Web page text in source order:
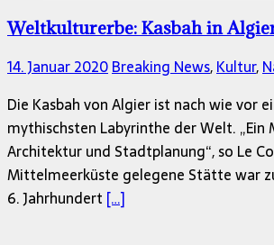
Weltkulturerbe: Kasbah in
14. Januar 2020Breaking News,Kultur,
Die Kasbah von Algier ist nach wie vor
mythischsten Labyrinthe der Welt. „Ein
Architektur und Stadtplanung“, so Le
Mittelmeerküste gelegene Stätte war
6. Jahrhundert […]